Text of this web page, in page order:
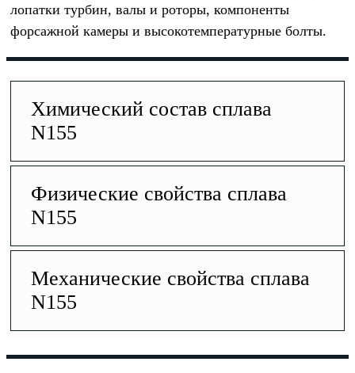
лопатки турбин, валы и роторы, компоненты
форсажной камеры и высокотемпературные болты.
Химический состав сплава
N155
Физические свойства сплава
N155
Механические свойства сплава
N155